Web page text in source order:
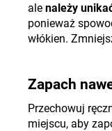
ale należy
ponieważ
włókien.
Zapach
Przechowuj
miejscu, aby